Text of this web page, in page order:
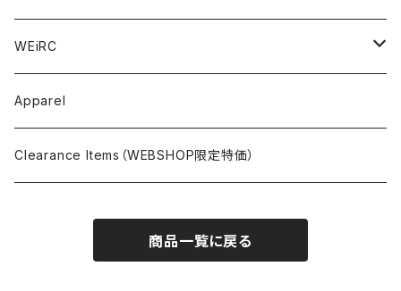
Accessories
Discontinued Products
Option Parts For A800R
M-Chassis（1/10 W/B210-225mm）
F1（1/10）
X4F
YOKOMO
BD12
BD11
MUGEN
MTC2
SANWA
Schumacher
Electronics
Tire Cleaner/Additive
Shock Oil＜ショックオイル＞
Diff Oil＜デフオイル＞
Ball Bearing Oil＜ボールベアリングオイル＞
Tires＜タイヤ関連＞
Additive＜グリップ剤＞
Glue＜瞬間接着剤＞
1/12 Racing＜1/12レーシングタイヤ用＞
OptionParts＜オプションパーツ＞
AWESOMATIX A800R＜A800R用オプション＞
Accessories＜アクセサリー＞
Pinions/Spur Gears＜ピニオン/スパーギア＞
Tools＜ドライバー他＞
Batteries＜バッテリー（バッグ,コネクター類含）＞
WEiRC
Spring Steel Chassis
DLC Black Spring Steel Chassis
Apparel
Clearance Items（WEBSHOP限定特価）
商品一覧に戻る